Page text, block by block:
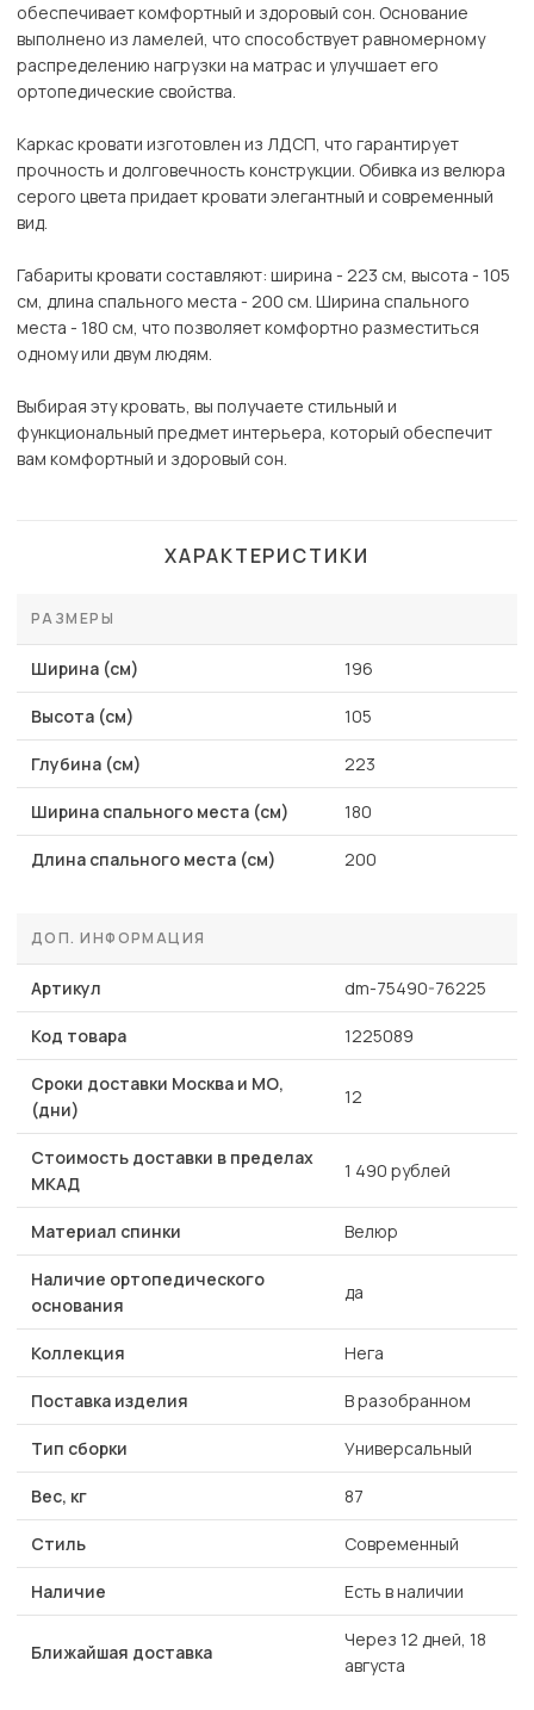
обеспечивает комфортный и здоровый сон. Основание
выполнено из ламелей, что способствует равномерному
распределению нагрузки на матрас и улучшает его
ортопедические свойства.
Каркас кровати изготовлен из ЛДСП, что гарантирует
прочность и долговечность конструкции. Обивка из велюра
серого цвета придает кровати элегантный и современный
вид.
Габариты кровати составляют: ширина - 223 см, высота - 105
см, длина спального места - 200 см. Ширина спального
места - 180 см, что позволяет комфортно разместиться
одному или двум людям.
Выбирая эту кровать, вы получаете стильный и
функциональный предмет интерьера, который обеспечит
вам комфортный и здоровый сон.
ХАРАКТЕРИСТИКИ
РАЗМЕРЫ
Ширина (см) 196
Высота (см) 105
Глубина (см) 223
Ширина спального места (см) 180
Длина спального места (см) 200
ДОП. ИНФОРМАЦИЯ
Артикул dm-75490-76225
Код товара 1225089
Сроки доставки Москва и МО,
(дни)
12
Стоимость доставки в пределах
МКАД
1 490 рублей
Материал спинки Велюр
Наличие ортопедического
основания
да
Коллекция Нега
Поставка изделия В разобранном
Тип сборки Универсальный
Вес, кг 87
Стиль Современный
Наличие Есть в наличии
Ближайшая доставка
Через 12 дней, 18
августа